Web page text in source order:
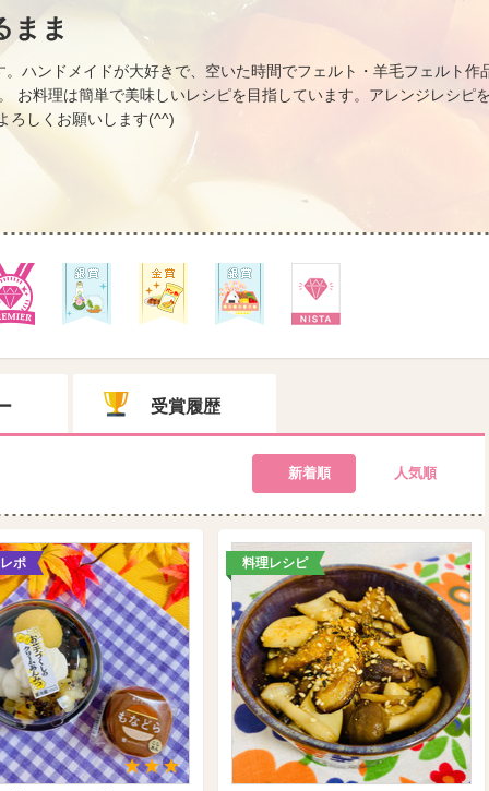
まま
。ハンドメイドが大好きで、空いた時間でフェルト・羊毛フェルト
お料理は簡単で美味しいレシピを目指しています。アレンジレシピ
ろしくお願いします(^^)
受賞履歴
新着順 人気順
ポ 料理レシピ